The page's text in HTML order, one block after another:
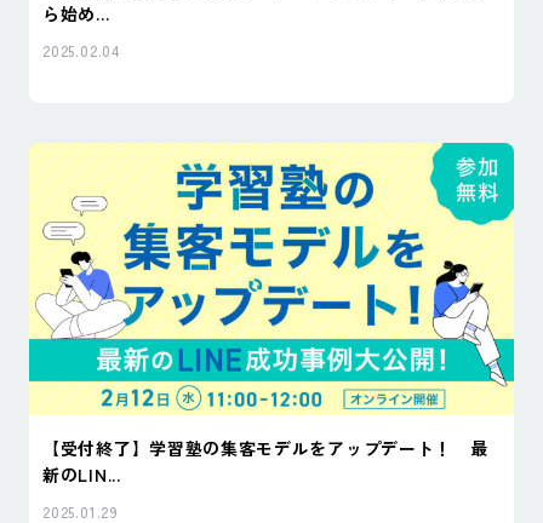
ら始め...
2025.02.04
【受付終了】学習塾の集客モデルをアップデート！ 最
新のLIN...
2025.01.29